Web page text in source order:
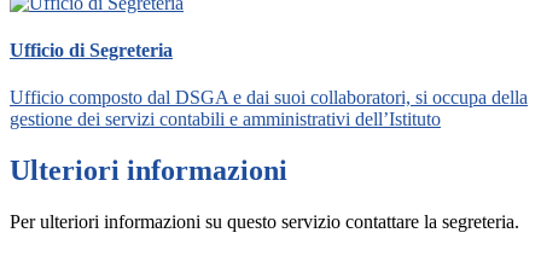
Ufficio di Segreteria
Ufficio composto dal DSGA e dai suoi collaboratori, si occupa della
gestione dei servizi contabili e amministrativi dell’Istituto
Ulteriori informazioni
Per ulteriori informazioni su questo servizio contattare la segreteria.